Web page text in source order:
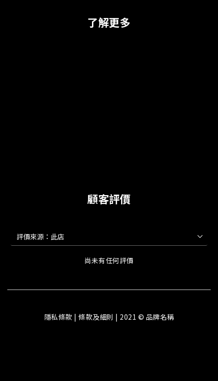
了解更多
顧客評價
尚未有任何評價
隱私條款 | 條款及細則 | 2021 © 品牌名稱